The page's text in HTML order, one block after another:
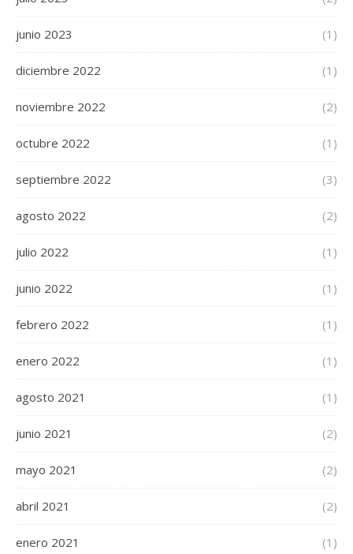
junio 2023 (1)
diciembre 2022 (1)
noviembre 2022 (2)
octubre 2022 (1)
septiembre 2022 (3)
agosto 2022 (2)
julio 2022 (1)
junio 2022 (1)
febrero 2022 (1)
enero 2022 (1)
agosto 2021 (1)
junio 2021 (2)
mayo 2021 (2)
abril 2021 (2)
enero 2021 (1)